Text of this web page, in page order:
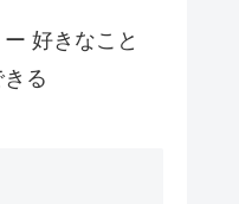
好きなこと
る